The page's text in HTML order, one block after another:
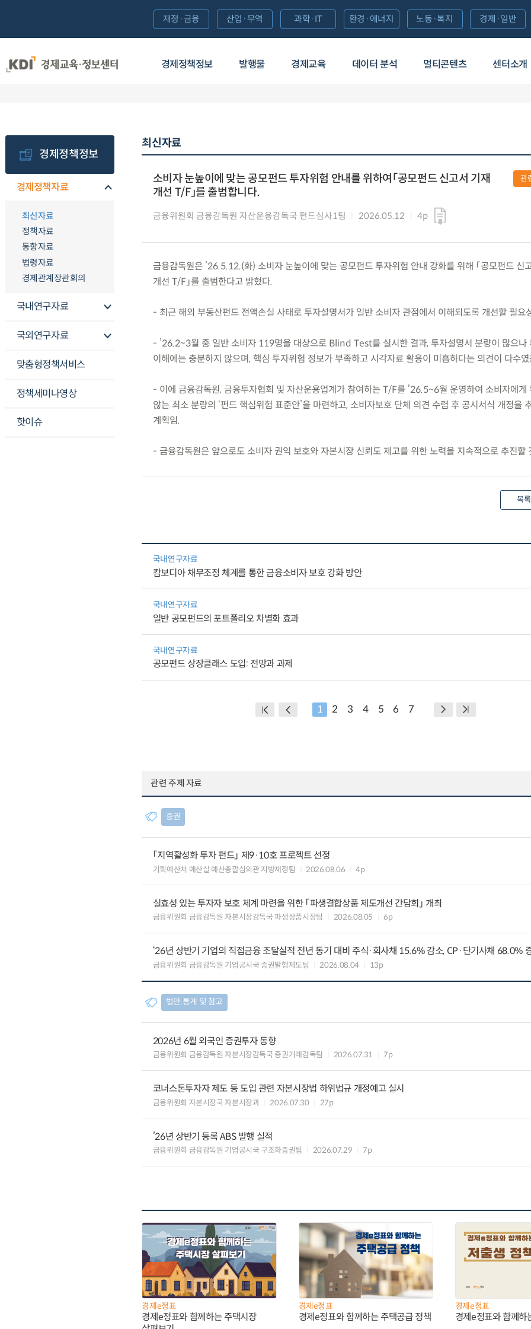
경제정책정보 발행물 경제교육 데이터 분석 멀티콘텐츠 센터소개
재정·금융 산업·무역 과학·IT 환경·에너지 노동·복지 경제·일반
경제정책정보
경제정책자료
최신자료
정책자료
동향자료
법령자료
경제관계장관회의
국내연구자료
국외연구자료
맞춤형정책서비스
정책세미나영상
핫이슈
최신자료
소비자 눈높이에 맞는 공모펀드 투자위험 안내를 위하여「공모펀드 신고서 기재
개선 T/F」를 출범합니다.
금융위원회 금융감독원 자산운용감독국 펀드심사1팀 2026.05.12 4p
관
금융감독원은 ’26.5.12.(화) 소비자 눈높이에 맞는 공모펀드 투자위험 안내 강화를 위해 「공모펀드 신
개선 T/F」를 출범한다고 밝혔다.
- 최근 해외 부동산펀드 전액손실 사태로 투자설명서가 일반 소비자 관점에서 이해되도록 개선할 필요
- ’26.2~3월 중 일반 소비자 119명을 대상으로 Blind Test를 실시한 결과, 투자설명서 분량이 많으나
이해에는 충분하지 않으며, 핵심 투자위험 정보가 부족하고 시각자료 활용이 미흡하다는 의견이 다수였
- 이에 금융감독원, 금융투자협회 및 자산운용업계가 참여하는 T/F를 ’26.5~6월 운영하여 소비자에게
않는 최소 분량의 ‘펀드 핵심위험 표준안’을 마련하고, 소비자보호 단체 의견 수렴 후 공시서식 개정을
계획임.
- 금융감독원은 앞으로도 소비자 권익 보호와 자본시장 신뢰도 제고를 위한 노력을 지속적으로 추진할
목록
국내연구자료
캄보디아 채무조정 체계를 통한 금융소비자 보호 강화 방안
국내연구자료
일반 공모펀드의 포트폴리오 차별화 효과
국내연구자료
공모펀드 상장클래스 도입: 전망과 과제
1 2 3 4 5 6 7
관련 주제 자료
증권
「지역활성화 투자 펀드」 제9·10호 프로젝트 선정
기획예산처 예산실 예산총괄심의관 지방재정팀 2026.08.06 4p
실효성 있는 투자자 보호 체계 마련을 위한 「파생결합상품 제도개선 간담회」 개최
금융위원회 금융감독원 자본시장감독국 파생상품시장팀 2026.08.05 6p
‘26년 상반기 기업의 직접금융 조달실적 전년 동기 대비 주식·회사채 15.6% 감소, CP·단기사채 68.0%
금융위원회 금융감독원 기업공시국 증권발행제도팀 2026.08.04 13p
법안.통계 및 참고
2026년 6월 외국인 증권투자 동향
금융위원회 금융감독원 자본시장감독국 증권거래감독팀 2026.07.31 7p
코너스톤투자자 제도 등 도입 관련 자본시장법 하위법규 개정예고 실시
금융위원회 자본시장국 자본시장과 2026.07.30 27p
’26년 상반기 등록 ABS 발행 실적
금융위원회 금융감독원 기업공시국 구조화증권팀 2026.07.29 7p
경제e정표
경제e정표와 함께하는 주택시장
경제e정표
경제e정표와 함께하는 주택공급 정책
경제e정표
경제e정표와 함께하